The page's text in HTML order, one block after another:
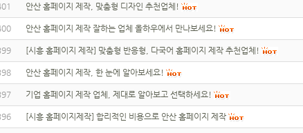
안산 홈페이지 제작, 맞춤형 디자인 추천업체!
안산 홈페이지 제작 잘하는 업체 올하우에서 만나보세요!
[시흥 홈페이지 제작] 맞춤형 반응형, 다국어 홈페이지 제작 추천업체!
안산 홈페이지 제작, 한 눈에 알아보세요!
기업 홈페이지 제작 업체, 제대로 알아보고 선택하세요!
[시흥 홈페이지제작] 합리적인 비용으로 안산 홈페이지 제작